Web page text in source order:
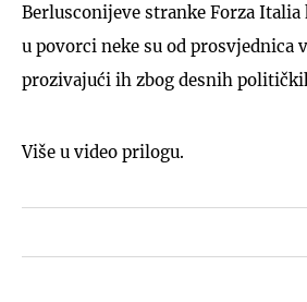
Berlusconijeve stranke Forza Italia
u povorci neke su od prosvjednica
prozivajući ih zbog desnih
Više u video prilogu.